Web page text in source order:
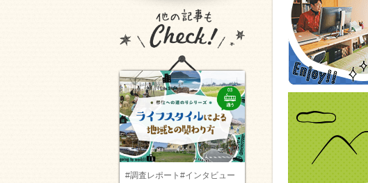
#調査レポート #インタビュー